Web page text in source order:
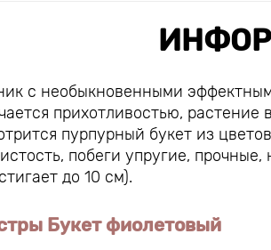
с необыкновенными
прихотливостью,
пурпурный букет из
побеги упругие,
до 10 см).
Букет фиолетовый